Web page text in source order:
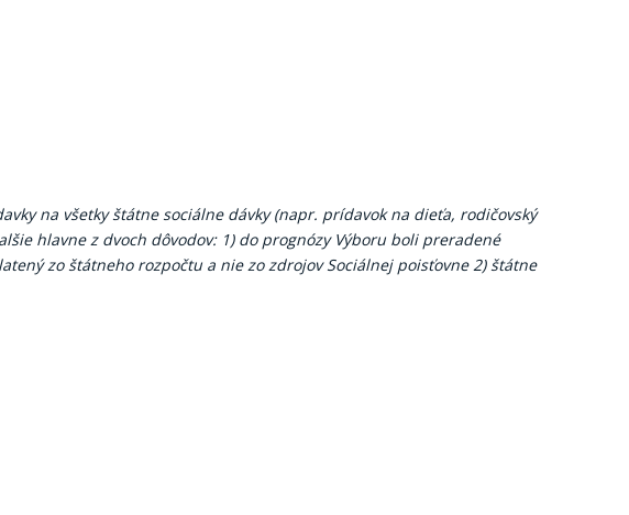
na všetky štátne sociálne dávky (napr. prídavok na dieťa, rodičovský
hlavne z dvoch dôvodov: 1) do prognózy Výboru boli preradené
zo štátneho rozpočtu a nie zo zdrojov Sociálnej poisťovne 2) štátne